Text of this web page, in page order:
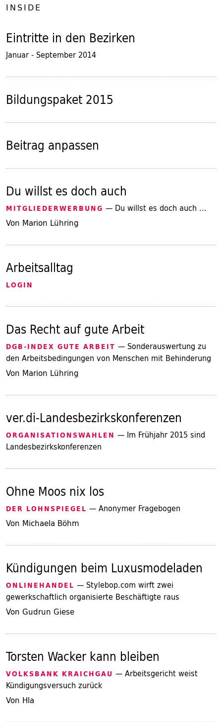
INSIDE
Eintritte in den Bezirken
Januar - September 2014
Bildungspaket 2015
Beitrag anpassen
Du willst es doch auch
MITGLIEDERWERBUNG — Du willst es doch auch ...
Von Marion Lühring
Arbeitsalltag
LOGIN
Das Recht auf gute Arbeit
DGB-INDEX GUTE ARBEIT — Sonderauswertung zu
den Arbeitsbedingungen von Menschen mit Behinderung
Von Marion Lühring
ver.di-Landesbezirkskonferenzen
ORGANISATIONSWAHLEN — Im Frühjahr 2015 sind
Landesbezirkskonferenzen
Ohne Moos nix los
DER LOHNSPIEGEL — Anonymer Fragebogen
Von Michaela Böhm
Kündigungen beim Luxusmodeladen
ONLINEHANDEL — Stylebop.com wirft zwei
gewerkschaftlich organisierte Beschäftigte raus
Von Gudrun Giese
Torsten Wacker kann bleiben
VOLKSBANK KRAICHGAU — Arbeitsgericht weist
Kündigungsversuch zurück
Von Hla